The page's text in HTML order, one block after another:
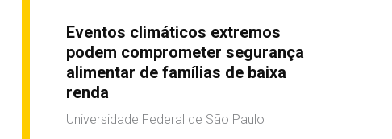
Eventos climáticos extremos
podem comprometer segurança
alimentar de famílias de baixa
renda
Universidade Federal de São Paulo